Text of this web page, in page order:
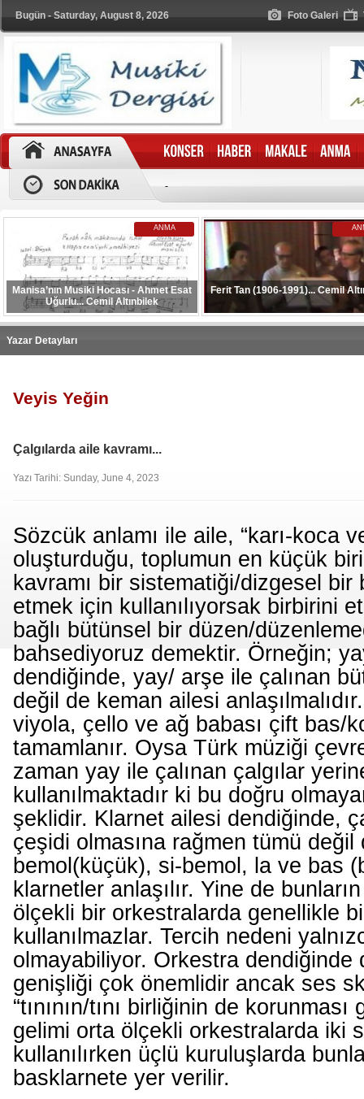
Bugün - Saturday, August 8, 2026 Foto Galeri
-
ANMA
Manisa’nın Musiki Hocası - Ahmet Esat
Uğurlu... Cemil Altınbilek
Ferit Tan (1906-1991)... Cemil
Yazar Detayları
Veyis Yeğin
Çalgılarda aile kavramı...
Yazı Tarihi: Sunday, June 4, 2023
Sözcük anlamı ile aile, “karı-koca
oluşturduğu, toplumun en küçük
kavramı bir sistematiği/dizgesel bir
etmek için kullanılıyorsak birbirini
bağlı bütünsel bir düzen/
bahsediyoruz demektir. Örneğin;
dendiğinde, yay/ arşe ile çalınan
değil de keman ailesi
viyola, çello ve ağ babası çift bas/
tamamlanır. Oysa Türk müziği
zaman yay ile çalınan çalgılar
kullanılmaktadır ki bu doğru
şeklidir. Klarnet ailesi dendiğinde,
çeşidi olmasına rağmen tümü değil
bemol(küçük), si-bemol, la ve bas
klarnetler anlaşılır. Yine de
ölçekli bir orkestralarda genellikle
kullanılmazlar. Tercih nedeni
olmayabiliyor. Orkestra dendiğinde
genişliği çok önemlidir ancak ses
“tınının/tını birliğinin de
gelimi orta ölçekli orkestralarda iki
kullanılırken üçlü kuruluşlarda
basklarnete yer verilir.